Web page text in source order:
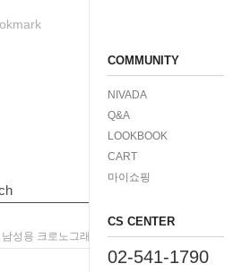
COMMUNITY
NIVADA
Q&A
LOOKBOOK
CART
마이쇼핑
CS CENTER
02-541-1790
성용 크로노그래프 메탈 시계 1001